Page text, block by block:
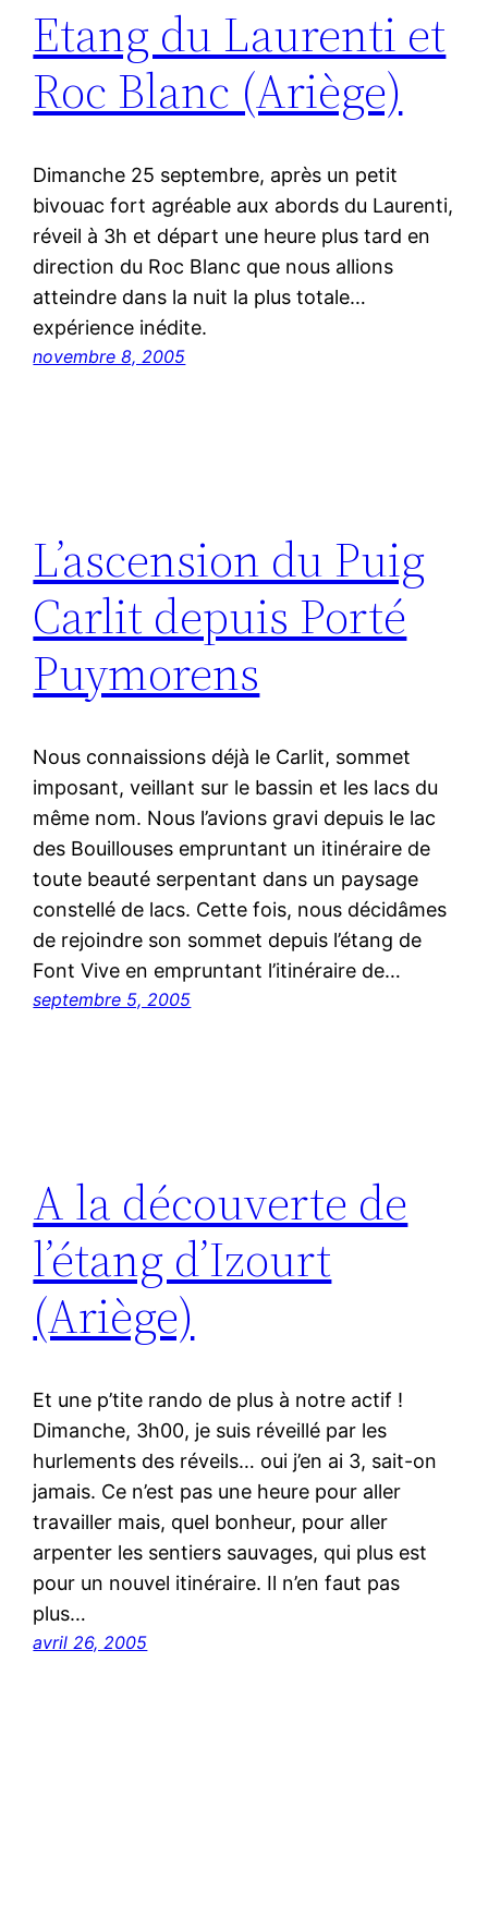
Etang du Laurenti et
Roc Blanc (Ariège)
Dimanche 25 septembre, après un petit
bivouac fort agréable aux abords du Laurenti,
réveil à 3h et départ une heure plus tard en
direction du Roc Blanc que nous allions
atteindre dans la nuit la plus totale…
expérience inédite.
novembre 8, 2005
L’ascension du Puig
Carlit depuis Porté
Puymorens
Nous connaissions déjà le Carlit, sommet
imposant, veillant sur le bassin et les lacs du
même nom. Nous l’avions gravi depuis le lac
des Bouillouses empruntant un itinéraire de
toute beauté serpentant dans un paysage
constellé de lacs. Cette fois, nous décidâmes
de rejoindre son sommet depuis l’étang de
Font Vive en empruntant l’itinéraire de…
septembre 5, 2005
A la découverte de
l’étang d’Izourt
(Ariège)
Et une p’tite rando de plus à notre actif !
Dimanche, 3h00, je suis réveillé par les
hurlements des réveils… oui j’en ai 3, sait-on
jamais. Ce n’est pas une heure pour aller
travailler mais, quel bonheur, pour aller
arpenter les sentiers sauvages, qui plus est
pour un nouvel itinéraire. Il n’en faut pas
plus…
avril 26, 2005